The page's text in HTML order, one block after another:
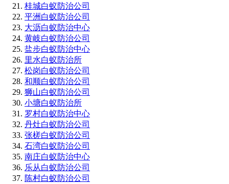
桂城白蚁防治公司
平洲白蚁防治公司
大沥白蚁防治中心
黄岐白蚁防治公司
盐步白蚁防治中心
里水白蚁防治所
松岗白蚁防治公司
和顺白蚁防治公司
狮山白蚁防治公司
小塘白蚁防治所
罗村白蚁防治中心
丹灶白蚁防治公司
张槎白蚁防治公司
石湾白蚁防治公司
南庄白蚁防治中心
乐从白蚁防治公司
陈村白蚁防治公司